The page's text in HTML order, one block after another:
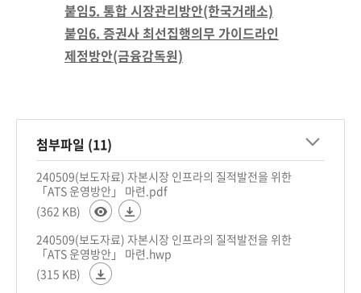
붙임5. 통합 시장관리방안(한국거래소)
붙임6. 증권사 최선집행의무 가이드라인
제정방안(금융감독원)
첨부파일 (11)
240509(보도자료) 자본시장 인프라의 질적발전을 위한
「ATS 운영방안」 마련.pdf
(362 KB)
240509(보도자료) 자본시장 인프라의 질적발전을 위한
「ATS 운영방안」 마련.hwp
(315 KB)